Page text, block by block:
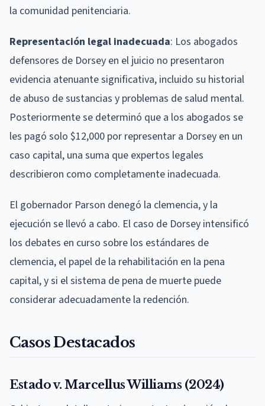
la comunidad penitenciaria.
Representación legal inadecuada: Los abogados
defensores de Dorsey en el juicio no presentaron
evidencia atenuante significativa, incluido su historial
de abuso de sustancias y problemas de salud mental.
Posteriormente se determinó que a los abogados se
les pagó solo $12,000 por representar a Dorsey en un
caso capital, una suma que expertos legales
describieron como completamente inadecuada.
El gobernador Parson denegó la clemencia, y la
ejecución se llevó a cabo. El caso de Dorsey intensificó
los debates en curso sobre los estándares de
clemencia, el papel de la rehabilitación en la pena
capital, y si el sistema de pena de muerte puede
considerar adecuadamente la redención.
Casos Destacados
Estado v. Marcellus Williams (2024)